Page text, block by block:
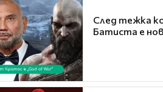
След тежка
Батиста е